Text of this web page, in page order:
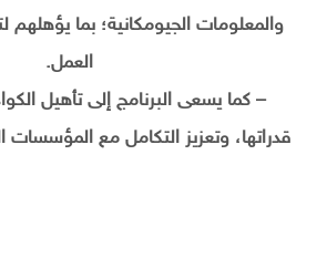
والمعلومات الجيومكانية؛ بما يؤهلهم
العمل.
– كما يسعى البرنامج إلى تأهيل
قدراتها، وتعزيز التكامل مع المؤسسات